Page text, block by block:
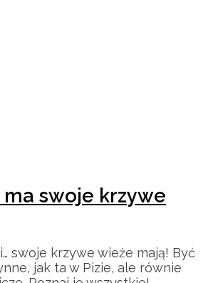
ma swoje krzywe
swoje krzywe wieże mają! Być
jak ta w Pizie, ale równie